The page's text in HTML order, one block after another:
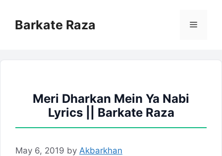
contentBarkate Raza Menu
Meri Dharkan Mein Ya Nabi
Lyrics || Barkate Raza
May 6, 2019 by Akbarkhan